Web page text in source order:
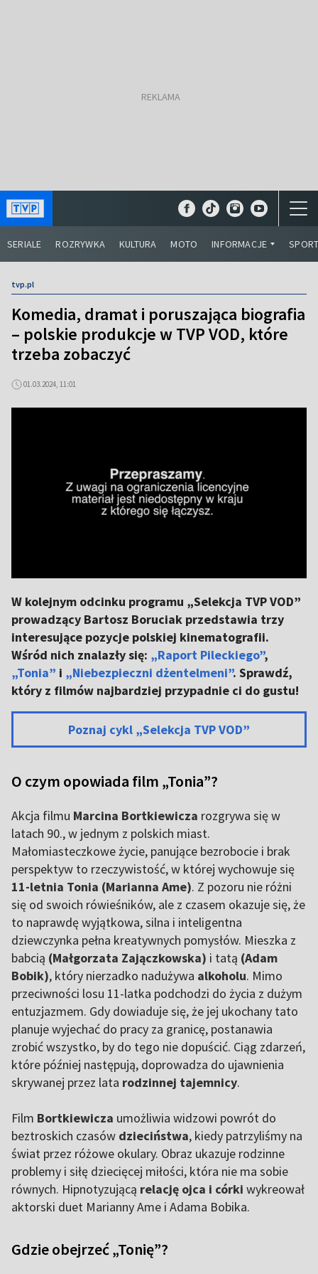
SERIALE ROZRYWKA KULTURA MOTO INFORMACJE
tvp.pl
Komedia, dramat i poruszająca biografia
– polskie produkcje w TVP VOD, które
trzeba zobaczyć
01.03.2024, 11:01
W kolejnym odcinku programu „Selekcja TVP VOD”
prowadzący Bartosz Boruciak przedstawia trzy
interesujące pozycje polskiej kinematografii.
Wśród nich znalazły się: „Raport Pileckiego”,
„Tonia” i „Niebezpieczni dżentelmeni”. Sprawdź,
który z filmów najbardziej przypadnie ci do gustu!
Poznaj cykl „Selekcja TVP VOD”
O czym opowiada film „Tonia”?
Akcja filmu Marcina Bortkiewicza rozgrywa się w
latach 90., w jednym z polskich miast.
Małomiasteczkowe życie, panujące bezrobocie i brak
perspektyw to rzeczywistość, w której wychowuje się
11-letnia Tonia (Marianna Ame). Z pozoru nie różni
się od swoich rówieśników, ale z czasem okazuje się, że
to naprawdę wyjątkowa, silna i inteligentna
dziewczynka pełna kreatywnych pomysłów. Mieszka z
babcią (Małgorzata Zajączkowska) i tatą (Adam
Bobik), który nierzadko nadużywa alkoholu. Mimo
przeciwności losu 11-latka podchodzi do życia z dużym
entuzjazmem. Gdy dowiaduje się, że jej ukochany tato
planuje wyjechać do pracy za granicę, postanawia
zrobić wszystko, by do tego nie dopuścić. Ciąg zdarzeń,
które później następują, doprowadza do ujawnienia
skrywanej przez lata rodzinnej tajemnicy.
Film Bortkiewicza umożliwia widzowi powrót do
beztroskich czasów dzieciństwa, kiedy patrzyliśmy na
świat przez różowe okulary. Obraz ukazuje rodzinne
problemy i siłę dziecięcej miłości, która nie ma sobie
równych. Hipnotyzującą relację ojca i córki wykreował
aktorski duet Marianny Ame i Adama Bobika.
Gdzie obejrzeć „Tonię”?